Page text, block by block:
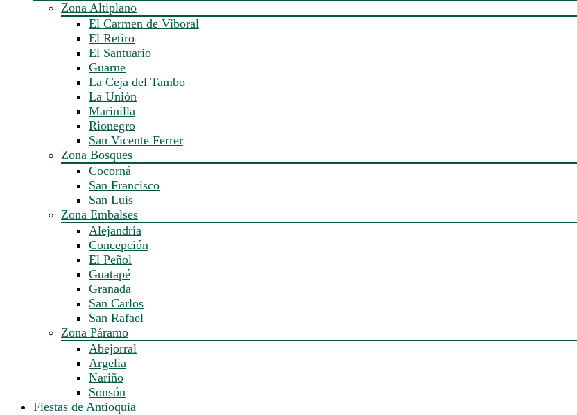
Zona Altiplano
El Carmen de Viboral
El Retiro
El Santuario
Guarne
La Ceja del Tambo
La Unión
Marinilla
Rionegro
San Vicente Ferrer
Zona Bosques
Cocorná
San Francisco
San Luis
Zona Embalses
Alejandría
Concepción
El Peñol
Guatapé
Granada
San Carlos
San Rafael
Zona Páramo
Abejorral
Argelia
Nariño
Sonsón
Fiestas de Antioquia